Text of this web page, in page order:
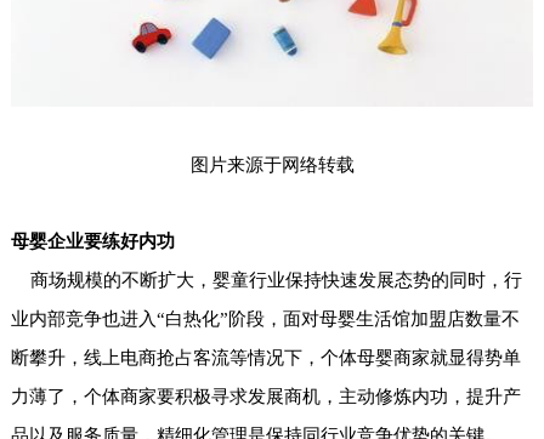
图片来源于网络转载
母婴企业要练好内功
商场规模的不断扩大，婴童行业保持快速发展态势的同时，行
业内部竞争也进入“白热化”阶段，面对母婴生活馆加盟店数量不
断攀升，线上电商抢占客流等情况下，个体母婴商家就显得势单
力薄了，个体商家要积极寻求发展商机，主动修炼内功，提升产